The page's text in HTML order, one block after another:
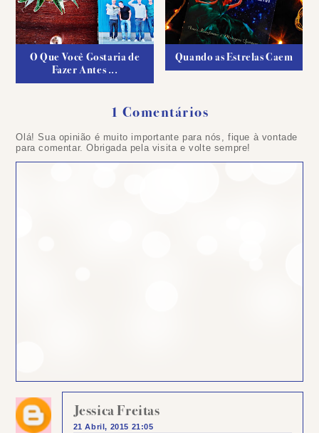
O Que Você Gostaria de
Fazer Antes ...
Quando as Estrelas Caem
1 Comentários
Olá! Sua opinião é muito importante para nós, fique à vontade
para comentar. Obrigada pela visita e volte sempre!
Jessica Freitas
21 Abril, 2015 21:05